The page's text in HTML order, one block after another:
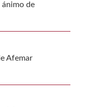
ánimo de
Afemar